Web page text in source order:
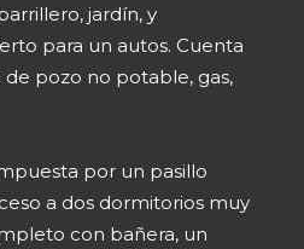
jardín, y
para un autos. Cuenta
pozo no potable, gas,
por un pasillo
a dos dormitorios muy
con bañera, un